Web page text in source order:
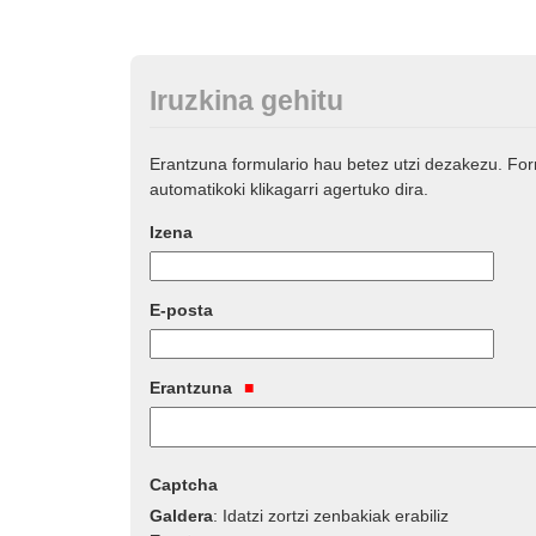
Iruzkina gehitu
Erantzuna formulario hau betez utzi dezakezu.
automatikoki klikagarri agertuko dira.
Izena
E-posta
Erantzuna
Captcha
Galdera: Idatzi zortzi zenbakiak erabiliz